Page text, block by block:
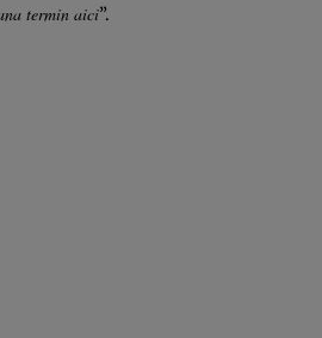
termin aici”.